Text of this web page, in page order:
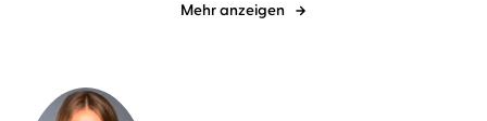
Mehr anzeigen